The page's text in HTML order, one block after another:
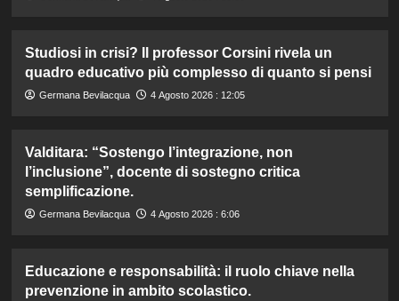
Studiosi in crisi? Il professor Corsini rivela un
quadro educativo più complesso di quanto si pensi
Germana Bevilacqua 4 Agosto 2026 : 12:05
Valditara: “Sostengo l’integrazione, non
l’inclusione”, docente di sostegno critica
semplificazione.
Germana Bevilacqua 4 Agosto 2026 : 6:06
Educazione e responsabilità: il ruolo chiave nella
prevenzione in ambito scolastico.